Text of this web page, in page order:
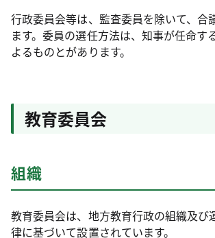
行政委員会等は、監査委員を除いて、合
ます。委員の選任方法は、知事が任命す
よるものとがあります。
教育委員会
組織
教育委員会は、地方教育行政の組織及び
律に基づいて設置されています。